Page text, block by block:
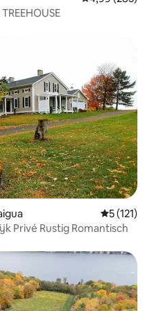
TREEHOUSE
5 (121)
Privé Rustig Romantisch